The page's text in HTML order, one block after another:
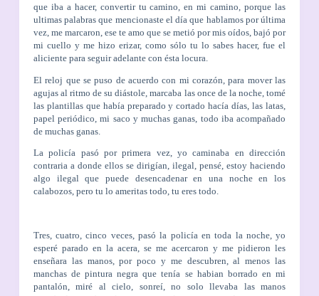
que iba a hacer, convertir tu camino, en mi camino, porque las
ultimas palabras que mencionaste el día que hablamos por última
vez, me marcaron, ese te amo que se metió por mis oídos, bajó por
mi cuello y me hizo erizar, como sólo tu lo sabes hacer, fue el
aliciente para seguir adelante con ésta locura.
El reloj que se puso de acuerdo con mi corazón, para mover las
agujas al ritmo de su diástole, marcaba las once de la noche, tomé
las plantillas que había preparado y cortado hacía días, las latas,
papel periódico, mi saco y muchas ganas, todo iba acompañado
de muchas ganas.
La policía pasó por primera vez, yo caminaba en dirección
contraria a donde ellos se dirigían, ilegal, pensé, estoy haciendo
algo ilegal que puede desencadenar en una noche en los
calabozos, pero tu lo ameritas todo, tu eres todo.
Tres, cuatro, cinco veces, pasó la policía en toda la noche, yo
esperé parado en la acera, se me acercaron y me pidieron les
enseñara las manos, por poco y me descubren, al menos las
manchas de pintura negra que tenía se habian borrado en mi
pantalón, miré al cielo, sonreí, no solo llevaba las manos